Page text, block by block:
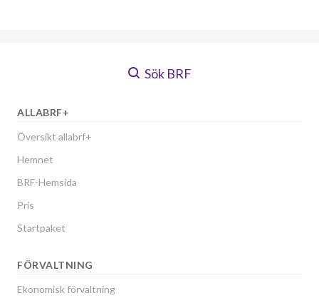
Sök BRF
ALLABRF+
Översikt allabrf+
Hemnet
BRF-Hemsida
Pris
Startpaket
FÖRVALTNING
Ekonomisk förvaltning